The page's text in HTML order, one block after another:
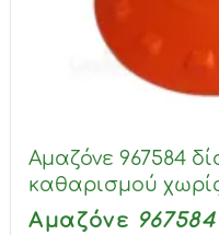
Αμαζόνε 967584
καθαρισμού
Αμαζόνε